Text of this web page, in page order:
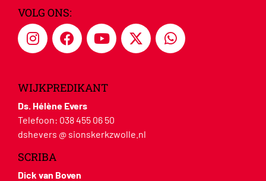
VOLG ONS:
WIJKPREDIKANT
Ds. Hélène Evers
Telefoon: 038 455 06 50
dshevers @ sionskerkzwolle.nl
SCRIBA
Dick van Boven